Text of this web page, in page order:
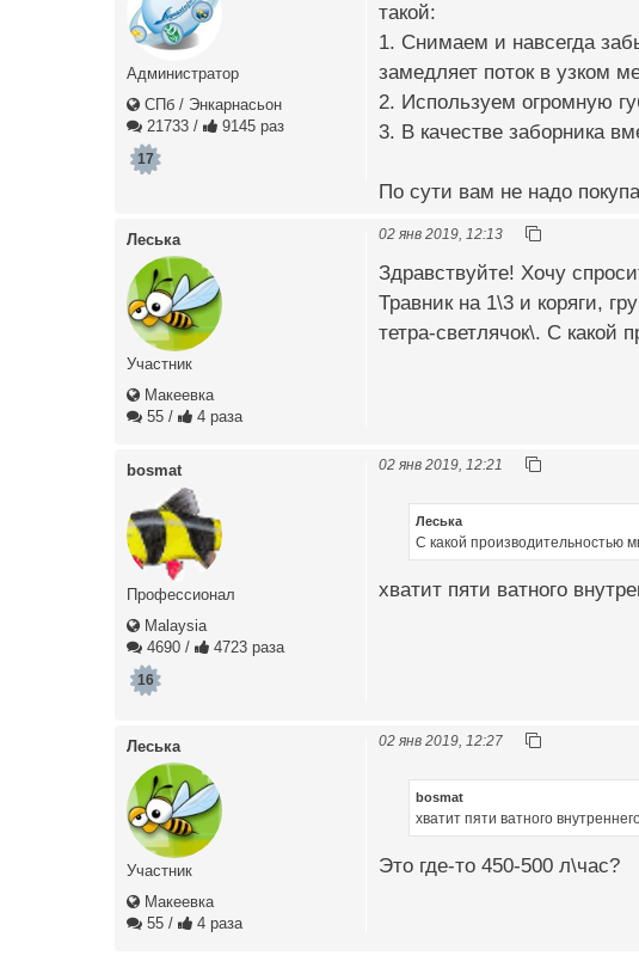
Администратор
СПб / Энкарнасьон
21733 / 9145 раз
17
такой:
1. Снимаем и навсегда
замедляет поток в узком
2. Используем огромную
3. В качестве заборника
По сути вам не надо
Леська
Участник
Макеевка
55 / 4 раза
02 янв 2019, 12:13
Здравствуйте! Хочу
Травник на 1\3 и коряги,
тетра-светлячок\. С какой
bosmat
Профессионал
Malaysia
4690 / 4723 раза
16
02 янв 2019, 12:21
Леська
С какой производительностью
хватит пяти ватного
Леська
Участник
Макеевка
55 / 4 раза
02 янв 2019, 12:27
bosmat
хватит пяти ватного
Это где-то 450-500 л\час?